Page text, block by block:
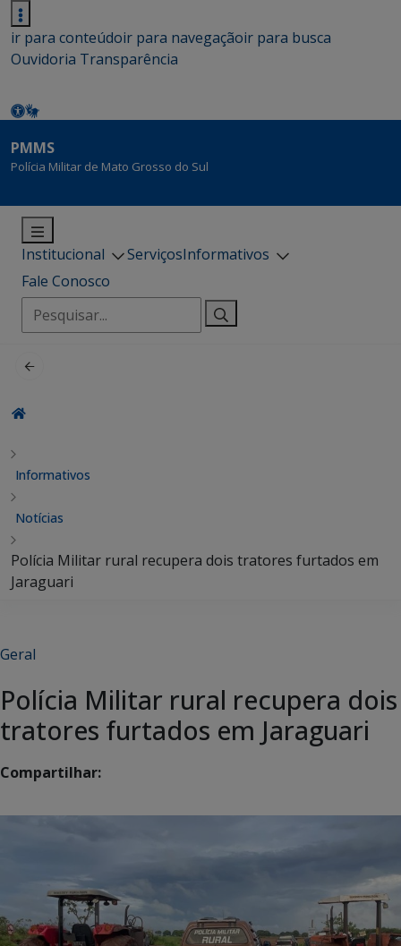
ir para conteúdoir para navegaçãoir para busca
Ouvidoria Transparência
PMMS
Polícia Militar de Mato Grosso do Sul
Institucional ServiçosInformativos
Fale Conosco
Pesquisar
por:
Informativos
Notícias
Polícia Militar rural recupera dois tratores furtados em
Jaraguari
Geral
Polícia Militar rural recupera dois
tratores furtados em Jaraguari
Compartilhar: